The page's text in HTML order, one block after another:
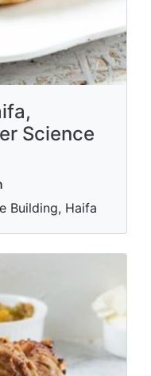
Science
Building, Haifa